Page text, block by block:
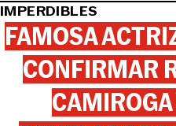
IMPERDIBLES
FAMOSA
CONFIRMAR